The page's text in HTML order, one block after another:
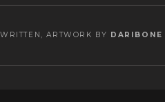
WRITTEN, ARTWORK BY DARIBONE